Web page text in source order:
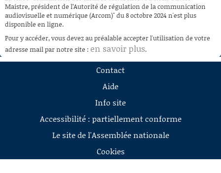
À LA DEMANDE
RECHERCHE
AIDE À LA DÉCOUPE
DE VIDÉOS
Maistre, président de l’Autorité de régulation de la communication
audiovisuelle et numérique (Arcom)" du 8 octobre 2024 n'est plus
disponible en ligne.
Pour y accéder, vous devez au préalable accepter l'utilisation de votre
adresse mail par notre site : en savoir plus.
Contact
Aide
Info site
Accessibilité : partiellement conforme
Le site de l'Assemblée nationale
Cookies